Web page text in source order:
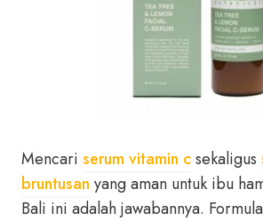
Mencari serum vitamin csekaligus
bruntusan yang aman untuk ibu
Bali ini adalah jawabannya.